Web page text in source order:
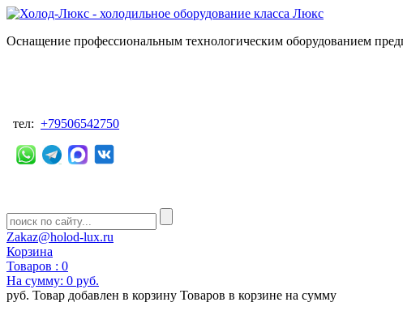
Оснащение профессиональным технологическим оборудованием
тел: +79506542750
Zakaz@holod-lux.ru
Корзина
Товаров : 0
На сумму: 0 руб.
руб. Товар добавлен в корзину Товаров в корзине на сумму